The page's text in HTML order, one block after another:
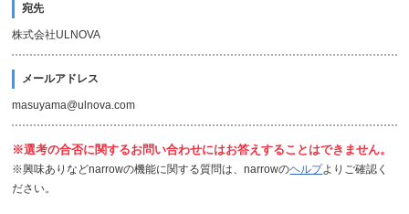
宛先
株式会社ULNOVA
メールアドレス
masuyama@ulnova.com
※選考の合否に関するお問い合わせにはお答えすることはできません。
※興味ありなどnarrowの機能に関する質問は、narrowのヘルプよりご確認く
ださい。